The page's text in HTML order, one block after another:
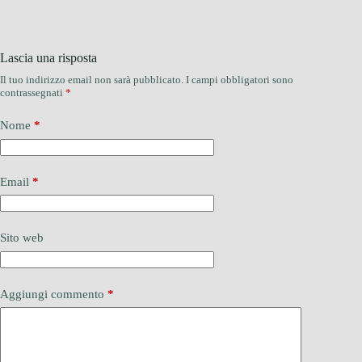
Lascia una risposta
Il tuo indirizzo email non sarà pubblicato. I campi obbligatori sono
contrassegnati *
Nome *
Email *
Sito web
Aggiungi commento *